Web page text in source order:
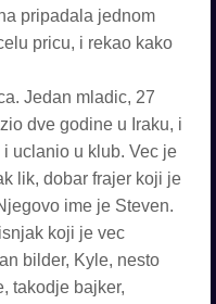
pripadala jednom
pricu, i rekao kako
Jedan mladic, 27
dve godine u Iraku, i
uclanio u klub. Vec je
lik, dobar frajer koji je
ime je Steven.
koji je vec
bilder, Kyle, nesto
takodje bajker,